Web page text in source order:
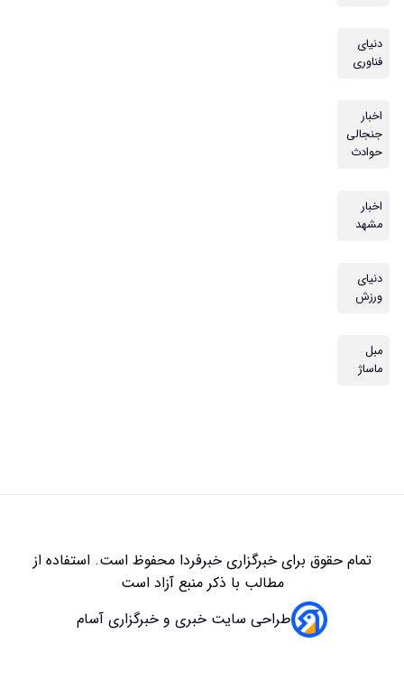
دنیای
فناوری
اخبار
جنجالی
حوادث
اخبار
مشهد
دنیای
ورزش
مبل
ماساژ
تمام حقوق برای خبرگزاریخبرفردامحفوظ است. استفاده از
مطالب با ذکر منبع آزاد است
طراحی سایت خبری و خبرگزاری آسام